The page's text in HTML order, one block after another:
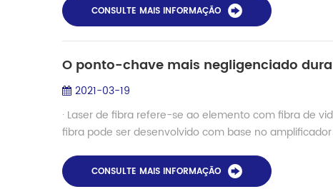
CONSULTE MAIS INFORMAÇÃO
2021-03-19
· Laser de fibra refere-se ao elemento com fibra de
fibra pode ser desenvolvido com base no
CONSULTE MAIS INFORMAÇÃO